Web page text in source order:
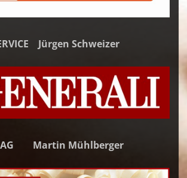
Jürgen Schweizer
Martin Mühlberger